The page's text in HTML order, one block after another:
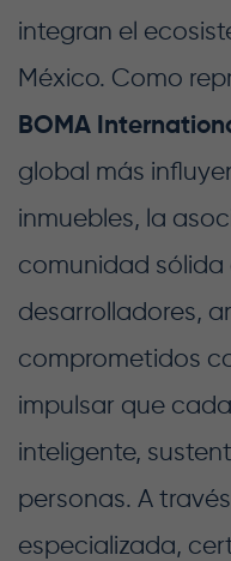
integran el
México. Como
BOMA
global más
inmuebles, la
comunidad sólida
desarrolladores,
comprometidos
impulsar que
inteligente,
personas. A
especializada,